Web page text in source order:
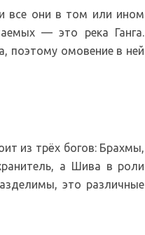
все они в том или ином
— это река Ганга.
поэтому омовение в ней
из трёх богов: Брахмы,
а Шива в роли
это различные